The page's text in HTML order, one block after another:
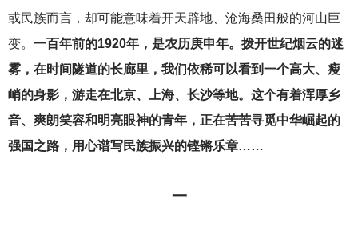
或民族而言，却可能意味着开天辟地、沧海桑田般的河山巨
变。 一百年前的1920年，是农历庚申年。拨开世纪烟云的迷
雾，在时间隧道的长廊里，我们依稀可以看到一个高大、瘦
峭的身影，游走在北京、上海、长沙等地。这个有着浑厚乡
音、爽朗笑容和明亮眼神的青年，正在苦苦寻觅中华崛起的
强国之路，用心谱写民族振兴的铿锵乐章……
一